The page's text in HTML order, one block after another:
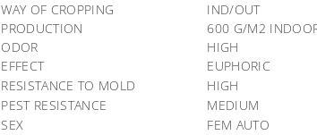
WAY OF CROPPING
IND/OUT
PRODUCTION
600 G/M2
ODOR
HIGH
EFFECT
EUPHORIC
RESISTANCE TO MOLD
HIGH
PEST RESISTANCE
MEDIUM
SEX
FEM AUTO